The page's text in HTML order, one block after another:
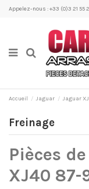
Appelez-nous : +33 (0)3 21 55
Accueil Jaguar Jaguar
Freinage
Pièces
XJ40 87-